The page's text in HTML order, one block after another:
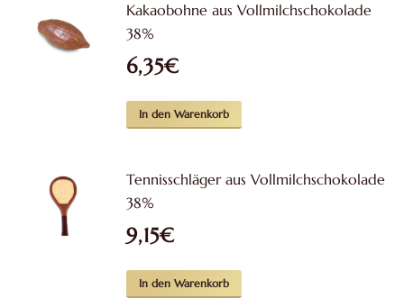
Kakaobohne aus Vollmilchschokolade
38%
6,35€
In den Warenkorb
Tennisschläger aus Vollmilchschokolade
38%
9,15€
In den Warenkorb